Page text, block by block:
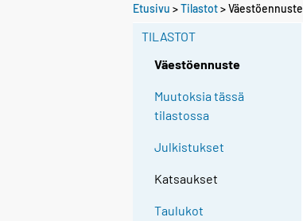
Etusivu >Tilastot> Väestöennuste
TILASTOT
Väestöennuste
Muutoksia tässä
tilastossa
Julkistukset
Katsaukset
Taulukot